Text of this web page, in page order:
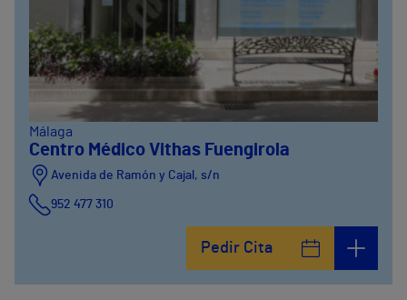
Málaga
Centro Médico Vithas Fuengirola
Avenida de Ramón y Cajal, s/n
952 477 310
Pedir Cita